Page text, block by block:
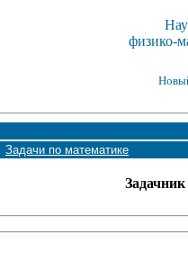
физико-
Задачи по математике